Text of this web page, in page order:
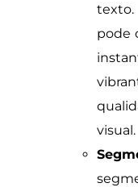
pode
visual.